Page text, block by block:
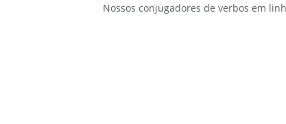
Nossos conjugadores de verbos em